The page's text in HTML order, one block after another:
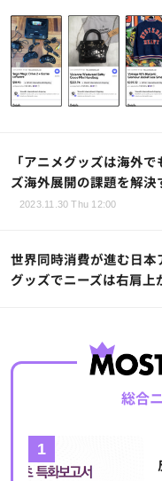
「アニメグッズは海外
ズ海外展開の課題を解
2023.11.30 Thu 12:00
世界同時消費が進む日
グッズでニーズは右肩上
総合